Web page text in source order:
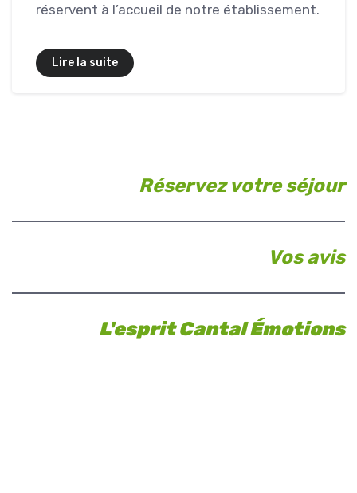
réservent à l’accueil de notre établissement.
Lire la suite
Réservez votre séjour
Vos avis
L'esprit Cantal Émotions